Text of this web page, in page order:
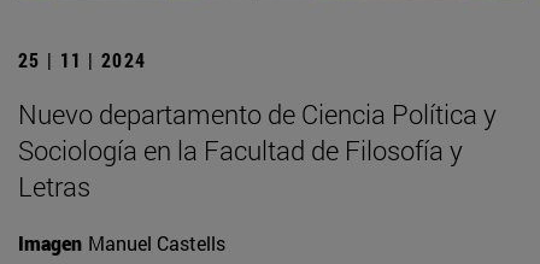
25 | 11 | 2024
Nuevo departamento de Ciencia Política y
Sociología en la Facultad de Filosofía y
Letras
Imagen Manuel Castells